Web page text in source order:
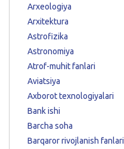
Arxeologiya
Arxitektura
Astrofizika
Astronomiya
Atrof-muhit fanlari
Aviatsiya
Axborot texnologiyalari
Bank ishi
Barcha soha
Barqaror rivojlanish fanlari